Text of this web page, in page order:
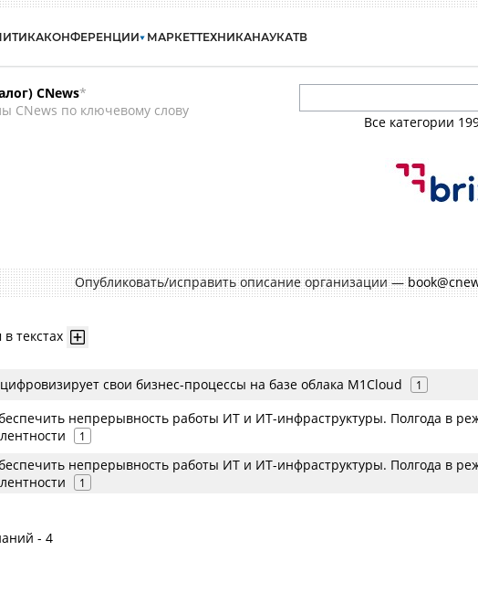
КОНФЕРЕНЦИИ МАРКЕТТЕХНИКАНАУКАТВ
CNews*
CNews по ключевому слову
Все категории
Опубликовать/исправить описание организации —
текстах
свои бизнес-процессы на базе облака M1Cloud 1
непрерывность работы ИТ и ИТ-инфраструктуры. Полгода в
1
непрерывность работы ИТ и ИТ-инфраструктуры. Полгода в
1
- 4